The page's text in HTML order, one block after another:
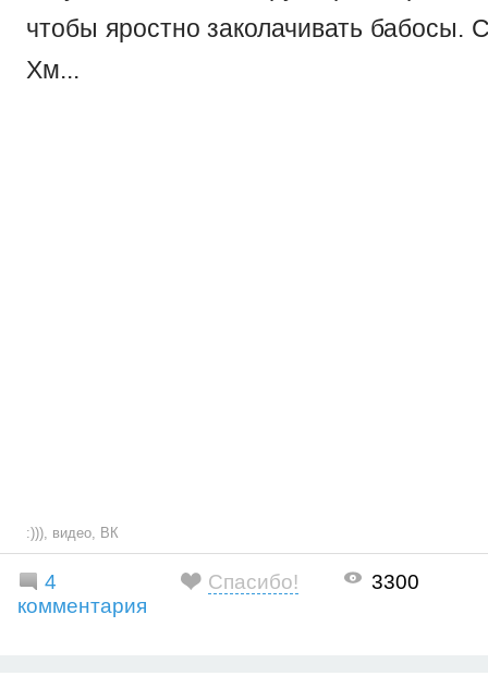
чтобы яростно заколачивать бабосы.
Хм...
:))) видео ВК
4
комментария
Спасибо! 3300